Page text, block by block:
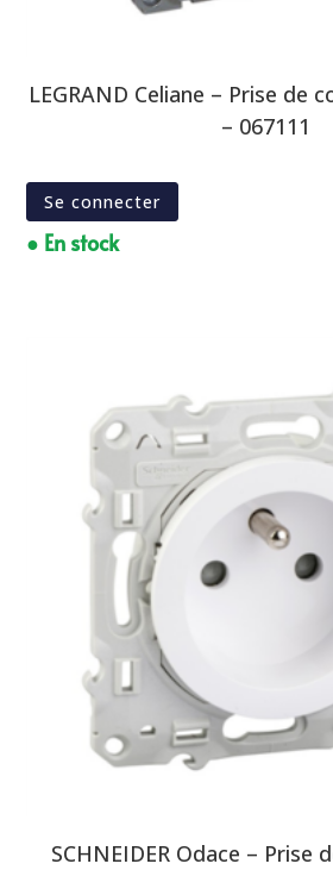
LEGRAND Celiane – Prise de
– 067111
Se connecter
● En stock
SCHNEIDER Odace – Prise